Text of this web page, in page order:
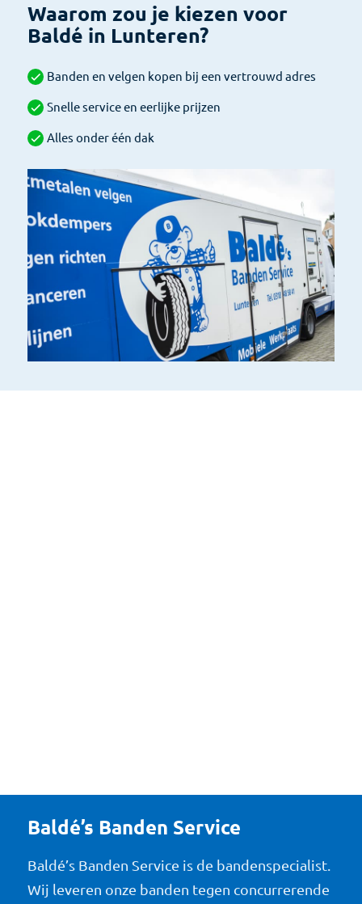
Waarom zou je kiezen voor
Baldé in Lunteren?
Banden en velgen kopen bij een vertrouwd adres
Snelle service en eerlijke prijzen
Alles onder één dak
Baldé’s Banden Service
Baldé’s Banden Service is de bandenspecialist.
Wij leveren onze banden tegen concurrerende